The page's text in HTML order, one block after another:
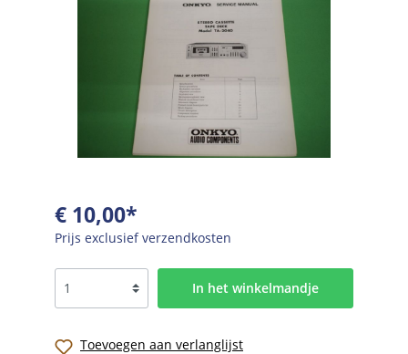
€ 10,00*
Prijs exclusief verzendkosten
In het winkelmandje
Toevoegen aan verlanglijst